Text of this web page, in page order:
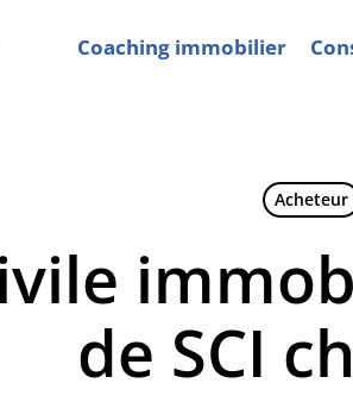
Coaching immobilier
Acheteur
de SCI